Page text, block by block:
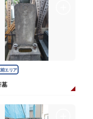
エリア
墓